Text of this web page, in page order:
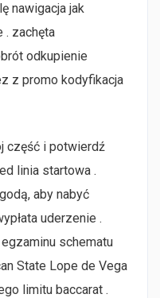
nawigacja jak
. zachęta
odkupienie
z promo kodyfikacja
część i potwierdź
linia startowa .
aby nabyć
uderzenie .
schematu
State Lope de Vega
limitu baccarat .